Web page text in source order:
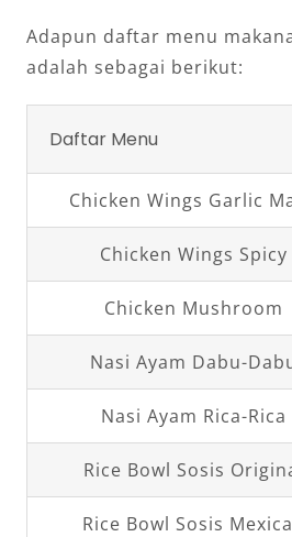
Adapun daftar menu
adalah sebagai berikut:
Daftar Menu
Chicken Wings Garlic
Chicken Wings Spicy
Chicken Mushroom
Nasi Ayam Dabu-
Nasi Ayam Rica-Rica
Rice Bowl Sosis
Rice Bowl Sosis